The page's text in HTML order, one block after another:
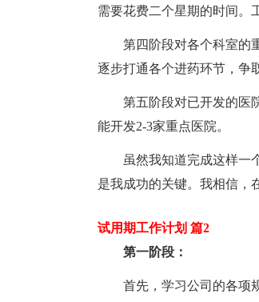
需要花费二个星期的时间。
第四阶段对各个科室的
逐步打通各个进药环节，争
第五阶段对已开发的医
能开发2-3家重点医院。
虽然我知道完成这样一
是我成功的关键。我相信，
试用期工作计划 篇2
第一阶段：
首先，学习公司的各项